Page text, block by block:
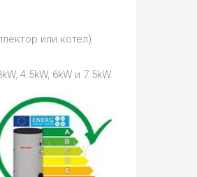
или котел)
4.5kW, 6kW и 7.5kW.